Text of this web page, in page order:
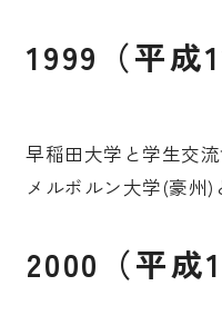
1999（平成
早稲田大学と学生交流
メルボルン大学(豪州)
2000（平成